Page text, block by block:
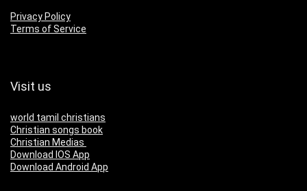
Privacy Policy
Terms of Service
Visit us
world tamil christians
Christian songs book
Christian Medias
Download IOS App
Download Android App